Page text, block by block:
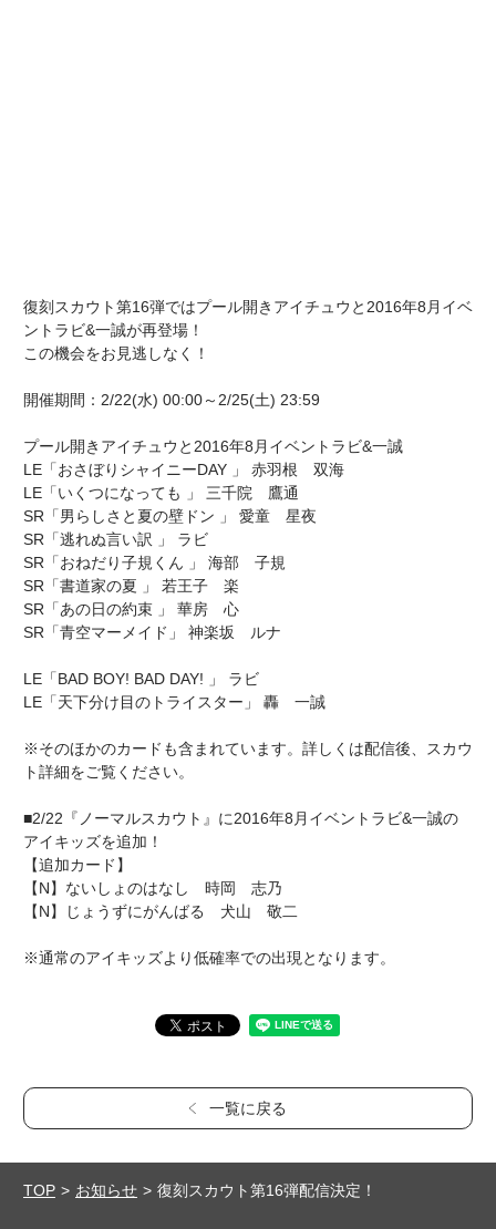
復刻スカウト第16弾ではプール開きアイチュウと2016年8月イベ
ントラビ&一誠が再登場！
この機会をお見逃しなく！
開催期間：2/22(水) 00:00～2/25(土) 23:59
プール開きアイチュウと2016年8月イベントラビ&一誠
LE「おさぼりシャイニーDAY 」 赤羽根 双海
LE「いくつになっても 」 三千院 鷹通
SR「男らしさと夏の壁ドン 」 愛童 星夜
SR「逃れぬ言い訳 」 ラビ
SR「おねだり子規くん 」 海部 子規
SR「書道家の夏 」 若王子 楽
SR「あの日の約束 」 華房 心
SR「青空マーメイド」 神楽坂 ルナ
LE「BAD BOY! BAD DAY! 」 ラビ
LE「天下分け目のトライスター」 轟 一誠
※そのほかのカードも含まれています。詳しくは配信後、スカウ
ト詳細をご覧ください。
■2/22『ノーマルスカウト』に2016年8月イベントラビ&一誠の
アイキッズを追加！
【追加カード】
【N】ないしょのはなし 時岡 志乃
【N】じょうずにがんばる 犬山 敬二
※通常のアイキッズより低確率での出現となります。
一覧に戻る
TOP お知らせ 復刻スカウト第16弾配信決定！